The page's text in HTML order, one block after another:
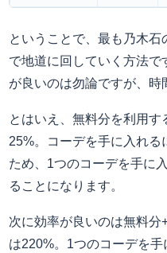
ということで、最も乃木石
で地道に回していく方法
が良いのは勿論ですが、時
とはいえ、無料分を利用
25%。コーデを手に入れる
ため、1つのコーデを手に
ることになります。
次に効率が良いのは無料
は220%。1つのコーデを